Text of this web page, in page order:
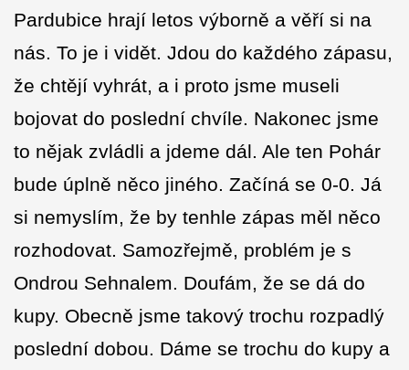
Pardubice hrají letos výborně a věří si na
nás. To je i vidět. Jdou do každého zápasu,
že chtějí vyhrát, a i proto jsme museli
bojovat do poslední chvíle. Nakonec jsme
to nějak zvládli a jdeme dál. Ale ten Pohár
bude úplně něco jiného. Začíná se 0-0. Já
si nemyslím, že by tenhle zápas měl něco
rozhodovat. Samozřejmě, problém je s
Ondrou Sehnalem. Doufám, že se dá do
kupy. Obecně jsme takový trochu rozpadlý
poslední dobou. Dáme se trochu do kupy a